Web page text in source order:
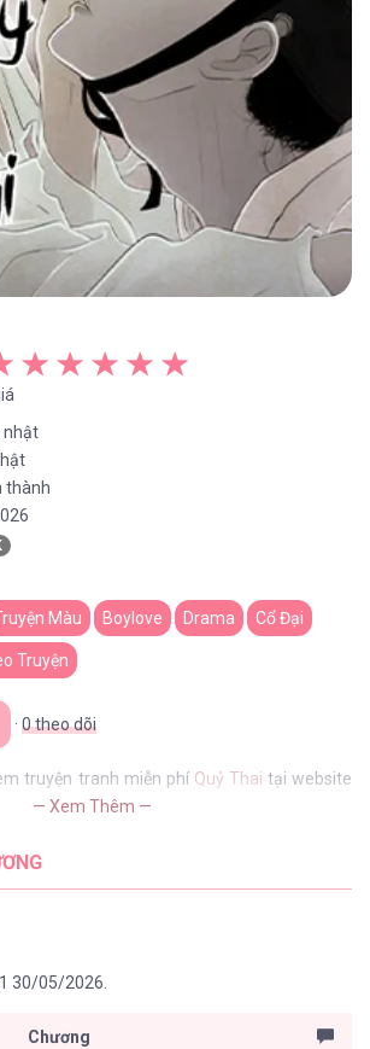
nhật
thành
Màu Boylove Drama Cổ Đại
Truyện
· 0theo dõi
truyện tranh miễn phí Quỷ Thai tại website
— Xem Thêm —
30/05/2026.
Chương